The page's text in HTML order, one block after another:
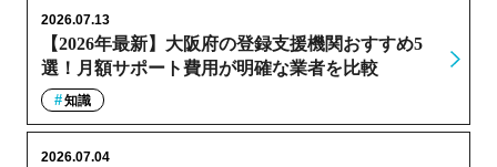
【2026年最新】大阪府の登録支援機関おすすめ5
選！月額サポート費用が明確な業者を比較
2026.07.13
知識
2026.07.04